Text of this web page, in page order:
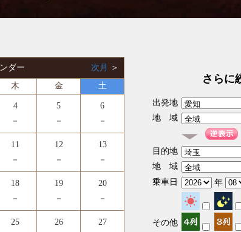
ダー 次月
＞
木 金 土
4
－
5
－
6
－
11
－
12
－
13
－
18
－
19
－
20
－
25
26
27
さらに
出発地
地 域
目的地
地 域
乗車日
年
その他